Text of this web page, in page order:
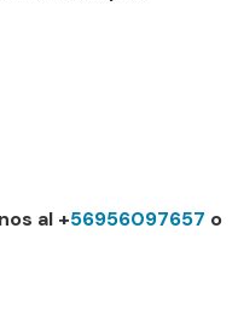
al +56956097657 o